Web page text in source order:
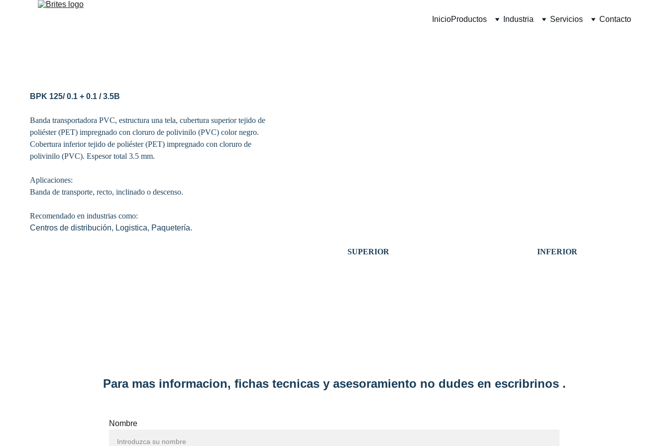
InicioProductos Industria Servicios Contacto
BPK 125/ 0.1 + 0.1 / 3.5B
Banda transportadora PVC, estructura una tela, cubertura superior tejido de
poliéster (PET) impregnado con cloruro de polivinilo (PVC) color negro.
Cobertura inferior tejido de poliéster (PET) impregnado con cloruro de
polivinilo (PVC). Espesor total 3.5 mm.
Aplicaciones:
Banda de transporte, recto, inclinado o descenso.
Recomendado en industrias como:
Centros de distribución, Logistica, Paquetería.
SUPERIOR INFERIOR
Para mas informacion, fichas tecnicas y asesoramiento no dudes en escribrinos .
Nombre